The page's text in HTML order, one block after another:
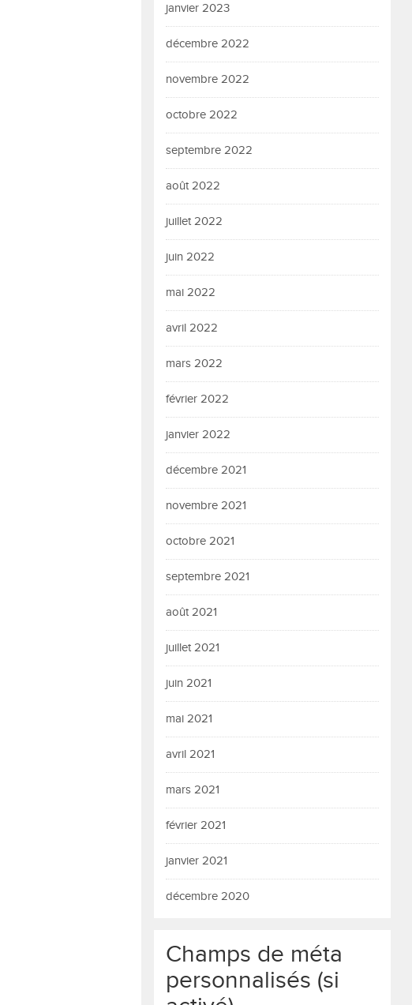
janvier 2023
décembre 2022
novembre 2022
octobre 2022
septembre 2022
août 2022
juillet 2022
juin 2022
mai 2022
avril 2022
mars 2022
février 2022
janvier 2022
décembre 2021
novembre 2021
octobre 2021
septembre 2021
août 2021
juillet 2021
juin 2021
mai 2021
avril 2021
mars 2021
février 2021
janvier 2021
décembre 2020
Champs de méta
personnalisés (si